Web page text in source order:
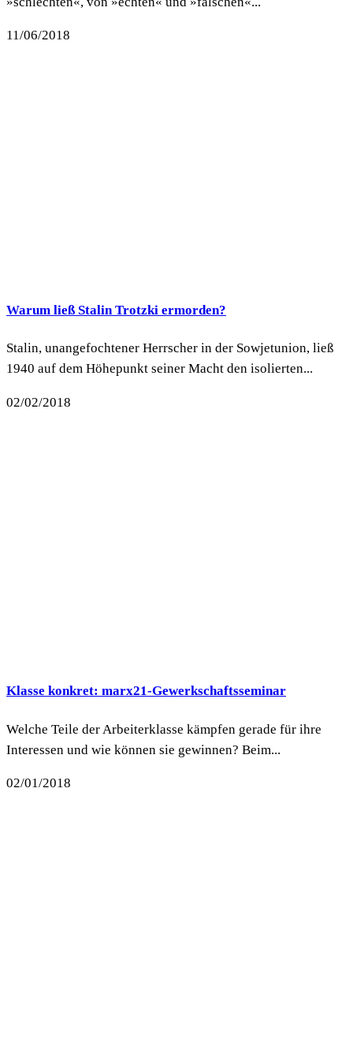
11/06/2018
Warum ließ Stalin Trotzki ermorden?
Stalin, unangefochtener Herrscher in der Sowjetunion, ließ
1940 auf dem Höhepunkt seiner Macht den isolierten...
02/02/2018
Klasse konkret: marx21-Gewerkschaftsseminar
Welche Teile der Arbeiterklasse kämpfen gerade für ihre
Interessen und wie können sie gewinnen? Beim...
02/01/2018